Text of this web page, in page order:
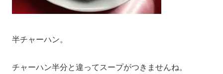
半チャーハン。
チャーハン半分と違ってスープがつきませんね。